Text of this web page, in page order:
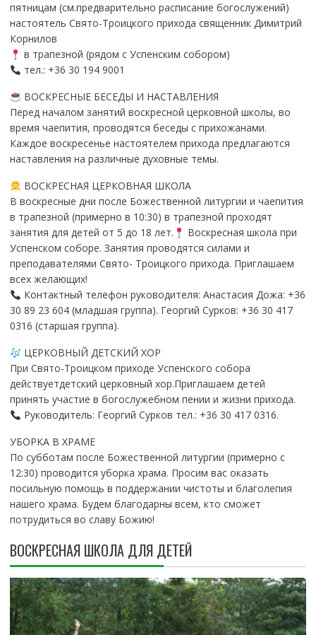
пятницам (см.предварительно расписание богослужений)
настоятель Свято-Троицкого прихода священник Димитрий
Корнилов
в трапезной (рядом с Успенским собором)
тел.: +36 30 194 9001
ВОСКРЕСНЫЕ БЕСЕДЫ И НАСТАВЛЕНИЯ
Перед началом занятий воскресной церковной школы, во
время чаепития, проводятся беседы с прихожанами.
Каждое воскресенье настоятелем прихода предлагаются
наставления на различные духовные темы.
ВОСКРЕСНАЯ ЦЕРКОВНАЯ ШКОЛА
В воскресные дни после Божественной литургии и чаепития
в трапезной (примерно в 10:30) в трапезной проходят
занятия для детей от 5 до 18 лет.
Воскресная школа при
Успенском соборе. Занятия проводятся силами и
преподавателями Свято- Троицкого прихода. Приглашаем
всех желающих!
Контактный телефон руководителя: Анастасия Дожа: +36
30 89 23 604 (младшая группа). Георгий Сурков: +36 30 417
0316 (старшая группа).
ЦЕРКОВНЫЙ ДЕТСКИЙ ХОР
При Свято-Троицком приходе Успенского собора
действуетдетский церковный хор.Приглашаем детей
принять участие в богослужебном пении и жизни прихода.
Руководитель: Георгий Сурков тел.: +36 30 417 0316.
УБОРКА В ХРАМЕ
По субботам после Божественной литургии (примерно с
12:30) проводится уборка храма. Просим вас оказать
посильную помощь в поддержании чистоты и благолепия
нашего храма. Будем благодарны всем, кто сможет
потрудиться во славу Божию!
ВОСКРЕСНАЯ ШКОЛА ДЛЯ ДЕТЕЙ